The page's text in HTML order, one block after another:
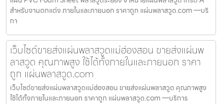
สำหรับงานตกแต่ง ภายในและภายนอก ราคาถูก แผ่นพลาสวูด.com —บริ
กา
เว็บไซต์ขายส่งแผ่นพลาสวูดแม่ฮ่องสอน ขายส่งแผ่นพ
ลาสวูด คุณภาพสูง ใช้ได้ทั้งภายในและภายนอก ราคา
ถูก แผ่นพลาสวูด.com
เว็บไซต์ขายส่งแผ่นพลาสวูดแม่ฮ่องสอน ขายส่งแผ่นพลาสวูด คุณภาพสูง
ใช้ได้ทั้งภายในและภายนอก ราคาถูก แผ่นพลาสวูด.com —บริการ